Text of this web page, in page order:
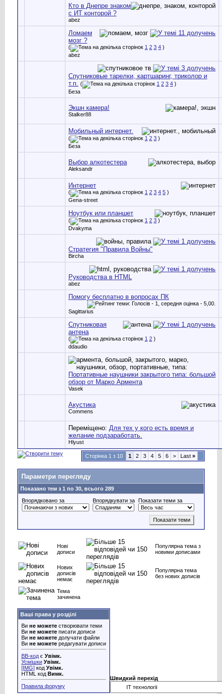
Кто в Днепре знаком
с ИТ конторой ?
abez
Ломаем
мозг ?
( 1 2 3 4 )
abez
Спутниковые тарелки, картшаринг, триколор и
т.п.
( 1 2 3 4 )
Беза
Экшн камера!
Stalker88
Мобильный интернет.
( 1 2 3 )
Беза
Выбор алкотестера
Aleksandr
Интернет
( 1 2 3 4 5 )
Gena-street
Ноутбук или планшет
( 1 2 3 )
Dvakyma
Стратегия "Правила Войны"
Bircha
Руководства в HTML
abez
Помогу бесплатно в вопросах ПК
Sagittarius
Спутниковая
антена
( 1 2 )
ddaudio
Портативные наушники закрытого типа: большой
обзор от Марко Армента
Vasek
Акустика
Commens
Переміщено: Для тех у кого есть время и
желание подзаработать.
Hlyust
Сторінка 1 з 10 1 2 3 4 5 6 > Last »
Параметри перегляду
Показано тем з 1 по 30, всього 289
Впорядковано за
Впорядкувати за Показати теми за
Нові
дописи
Популярна тема з
новими дописами
Нових
дописів
немає
Популярна тема
без нових дописів
Тема
зачинена
Ваші права у розділі
Ви не можете створювати теми
Ви не можете писати дописи
Ви не можете долучати файли
Ви не можете редагувати дописи
BB-код є Увімк.
Усмішки Увімк.
[IMG] код Увімк.
HTML код Вимк.
Правила форуму
Швидкий перехід